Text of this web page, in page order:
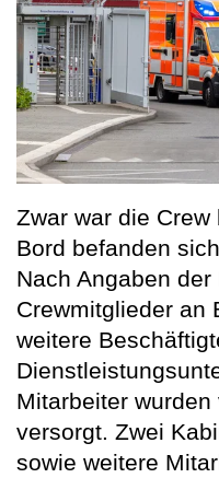
Zwar war die
Bord befanden
Nach Angaben
Crewmitglieder an
weitere
Mitarbeiter
versorgt. Zwei
sowie weitere